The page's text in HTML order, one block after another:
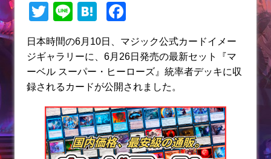
T
w
itt
er
Li
n
e
H
at
e
n
a
c
e
b
o
o
k
日本時間の6月10日、マジック公式カードイメー
ジギャラリーに、6月26日発売の最新セット『マ
ーベル スーパー・ヒーローズ』統率者デッキに収
録されるカードが公開されました。